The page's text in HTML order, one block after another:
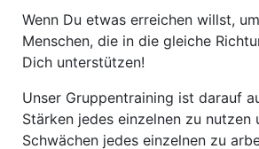
Wenn Du etwas erreichen willst,
Menschen, die in die gleiche
Dich unterstützen!
Unser Gruppentraining ist darauf
Stärken jedes einzelnen zu nutzen
Schwächen jedes einzelnen zu